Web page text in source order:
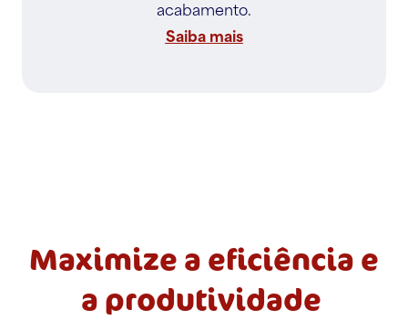
acabamento.
Saiba mais
Maximize a eficiência e
a produtividade